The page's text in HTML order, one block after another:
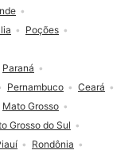
Paraná
Pernambuco
Ceará
Mato Grosso
Grosso do Sul
Rondônia
Poções